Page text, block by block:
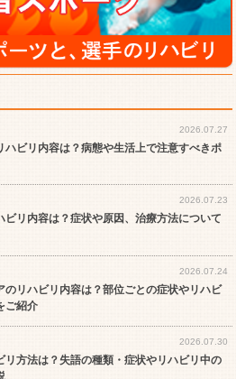
2026.07.27
ハビリ内容は？病態や生活上で注意すべきポ
2026.07.23
ビリ内容は？症状や原因、治療方法について
2026.07.24
のリハビリ内容は？部位ごとの症状やリハビ
ご紹介
2026.07.30
リ方法は？失語の種類・症状やリハビリ中の